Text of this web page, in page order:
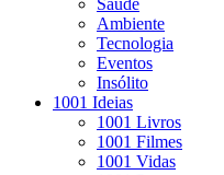
Saúde
Ambiente
Tecnologia
Eventos
Insólito
1001 Ideias
1001 Livros
1001 Filmes
1001 Vidas